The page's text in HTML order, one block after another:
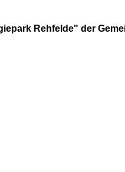
Rehfelde" der